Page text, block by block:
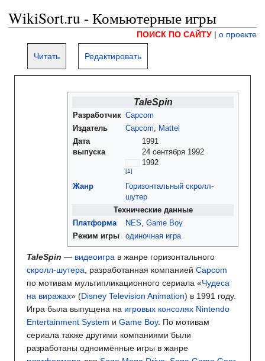
WikiSort.ru - Комьютерные игры
ПОИСК ПО САЙТУ | о проекте
Читать Редактировать
TaleSpin
Разработчик Capcom
Издатель
Capcom, Mattel
Дата
выпуска
1991
24 сентября 1992
1992
Жанр
Горизонтальный скролл-
шутер
Технические данные
Платформа
NES, Game Boy
Режим игры
одиночная игра
TaleSpin — видеоигра в жанре горизонтального
скролл-шутера, разработанная компанией Capcom
по мотивам мультипликационного сериала «Чудеса
на виражах» (Disney Television Animation) в 1991 году.
Игра была выпущена на игровых консолях Nintendo
Entertainment System и Game Boy. По мотивам
сериала также другими компаниями были
разработаны одноимённые игры в жанре